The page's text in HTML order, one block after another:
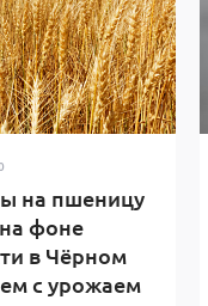
на пшеницу
фоне
в Чёрном
с урожаем